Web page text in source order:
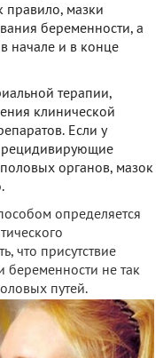
правило, мазки
беременности, а
начале и в конце
терапии,
клинической
Если у
органов, мазок
определяется
что присутствие
беременности не так
путей.